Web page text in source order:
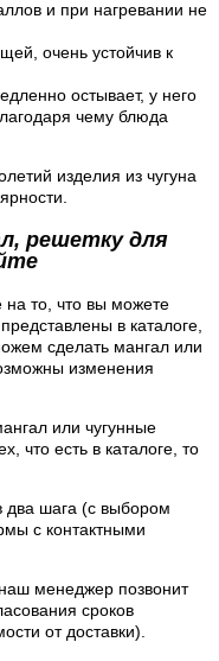
и при нагревании не
очень устойчив к
остывает, у него
чему блюда
изделия из чугуна
решетку для
то, что вы можете
в каталоге,
сделать мангал или
изменения
или чугунные
что есть в каталоге, то
два шага (с выбором
с контактными
менеджер позвонит
сроков
от доставки).